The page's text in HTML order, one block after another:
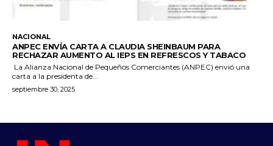
NACIONAL
ANPEC ENVÍA CARTA A CLAUDIA SHEINBAUM PARA
RECHAZAR AUMENTO AL IEPS EN REFRESCOS Y TABACO
La Alianza Nacional de Pequeños Comerciantes (ANPEC) envió una
carta a la presidenta de...
septiembre 30, 2025